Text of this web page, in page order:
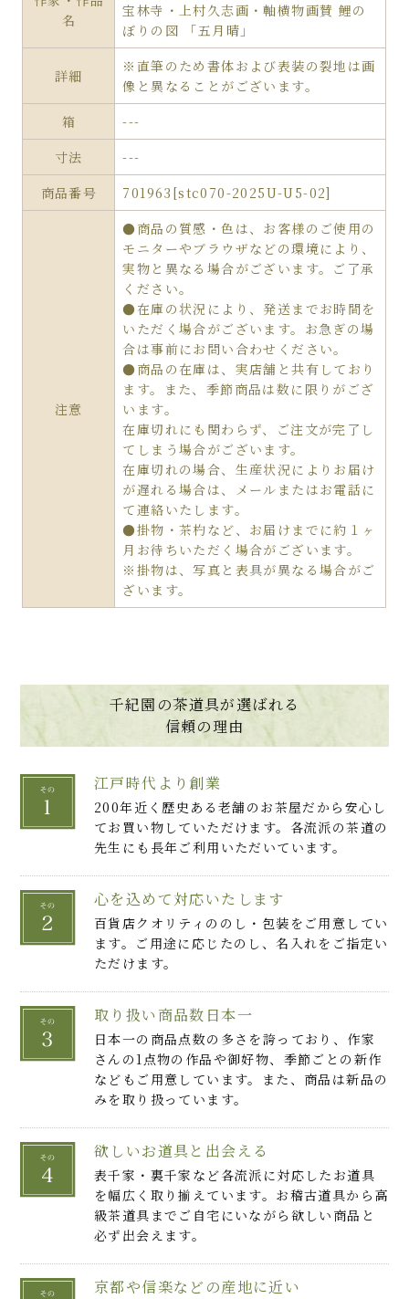
名
宝林寺・上村久志画・軸横物画賛 鯉の
ぼりの図 「五月晴」
詳細
※直筆のため書体および表装の裂地は画
像と異なることがございます。
箱
---
寸法
---
商品番号
701963[stc070-2025U-U5-02]
注意
●商品の質感・色は、お客様のご使用の
モニターやブラウザなどの環境により、
実物と異なる場合がございます。ご了承
ください。
●在庫の状況により、発送までお時間を
いただく場合がございます。お急ぎの場
合は事前にお問い合わせください。
●商品の在庫は、実店舗と共有しており
ます。また、季節商品は数に限りがござ
います。
在庫切れにも関わらず、ご注文が完了し
てしまう場合がございます。
在庫切れの場合、生産状況によりお届け
が遅れる場合は、メールまたはお電話に
て連絡いたします。
●掛物・茶杓など、お届けまでに約１ヶ
月お待ちいただく場合がございます。
※掛物は、写真と表具が異なる場合がご
ざいます。
千紀園の茶道具が選ばれる
信頼の理由
江戸時代より創業
200年近く歴史ある老舗のお茶屋だから安心し
てお買い物していただけます。各流派の茶道の
先生にも長年ご利用いただいています。
心を込めて対応いたします
百貨店クオリティののし・包装をご用意してい
ます。ご用途に応じたのし、名入れをご指定い
ただけます。
取り扱い商品数日本一
日本一の商品点数の多さを誇っており、作家
さんの1点物の作品や御好物、季節ごとの新作
などもご用意しています。また、商品は新品の
みを取り扱っています。
欲しいお道具と出会える
表千家・裏千家など各流派に対応したお道具
を幅広く取り揃えています。お稽古道具から高
級茶道具までご自宅にいながら欲しい商品と
必ず出会えます。
京都や信楽などの産地に近い